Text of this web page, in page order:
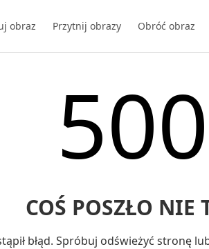
obraz Przytnij obrazy Obróć obraz
500
COŚ POSZŁO NIE
błąd. Spróbuj odświeżyć stronę